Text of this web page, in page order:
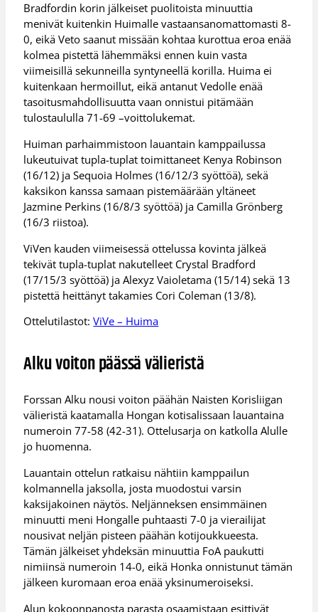
Bradfordin korin jälkeiset puolitoista minuuttia
menivät kuitenkin Huimalle vastaansanomattomasti 8-
0, eikä Veto saanut missään kohtaa kurottua eroa enää
kolmea pistettä lähemmäksi ennen kuin vasta
viimeisillä sekunneilla syntyneellä korilla. Huima ei
kuitenkaan hermoillut, eikä antanut Vedolle enää
tasoitusmahdollisuutta vaan onnistui pitämään
tulostaululla 71-69 –voittolukemat.
Huiman parhaimmistoon lauantain kamppailussa
lukeutuivat tupla-tuplat toimittaneet Kenya Robinson
(16/12) ja Sequoia Holmes (16/12/3 syöttöä), sekä
kaksikon kanssa samaan pistemäärään yltäneet
Jazmine Perkins (16/8/3 syöttöä) ja Camilla Grönberg
(16/3 riistoa).
ViVen kauden viimeisessä ottelussa kovinta jälkeä
tekivät tupla-tuplat nakutelleet Crystal Bradford
(17/15/3 syöttöä) ja Alexyz Vaioletama (15/14) sekä 13
pistettä heittänyt takamies Cori Coleman (13/8).
Ottelutilastot:ViVe – Huima
Alku voiton päässä välieristä
Forssan Alku nousi voiton päähän Naisten Korisliigan
välieristä kaatamalla Hongan kotisalissaan lauantaina
numeroin 77-58 (42-31). Ottelusarja on katkolla Alulle
jo huomenna.
Lauantain ottelun ratkaisu nähtiin kamppailun
kolmannella jaksolla, josta muodostui varsin
kaksijakoinen näytös. Neljänneksen ensimmäinen
minuutti meni Hongalle puhtaasti 7-0 ja vierailijat
nousivat neljän pisteen päähän kotijoukkueesta.
Tämän jälkeiset yhdeksän minuuttia FoA paukutti
nimiinsä numeroin 14-0, eikä Honka onnistunut tämän
jälkeen kuromaan eroa enää yksinumeroiseksi.
Alun kokoonpanosta parasta osaamistaan esittivät